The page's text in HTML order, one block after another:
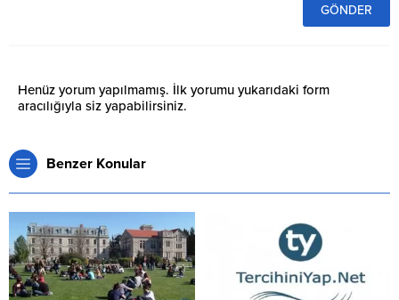
Henüz yorum yapılmamış. İlk yorumu yukarıdaki form
aracılığıyla siz yapabilirsiniz.
Benzer Konular